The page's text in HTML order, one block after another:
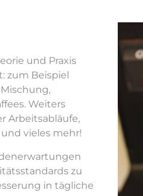
und Praxis
zum Beispiel
Weiters
Arbeitsabläufe,
vieles mehr!
zu
in tägliche